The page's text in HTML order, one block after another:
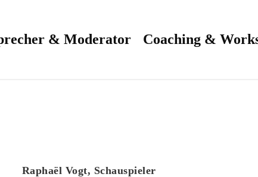
& Moderator Coaching &
Raphaël Vogt, Schauspieler